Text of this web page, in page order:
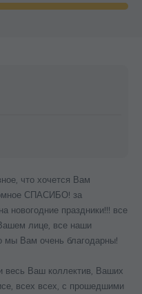
что хочется Вам
СПАСИБО! за
новогодние праздники!!! все
лице, все наши
мы Вам очень благодарны!
весь Ваш коллектив, Ваших
всех всех, с прошедшими